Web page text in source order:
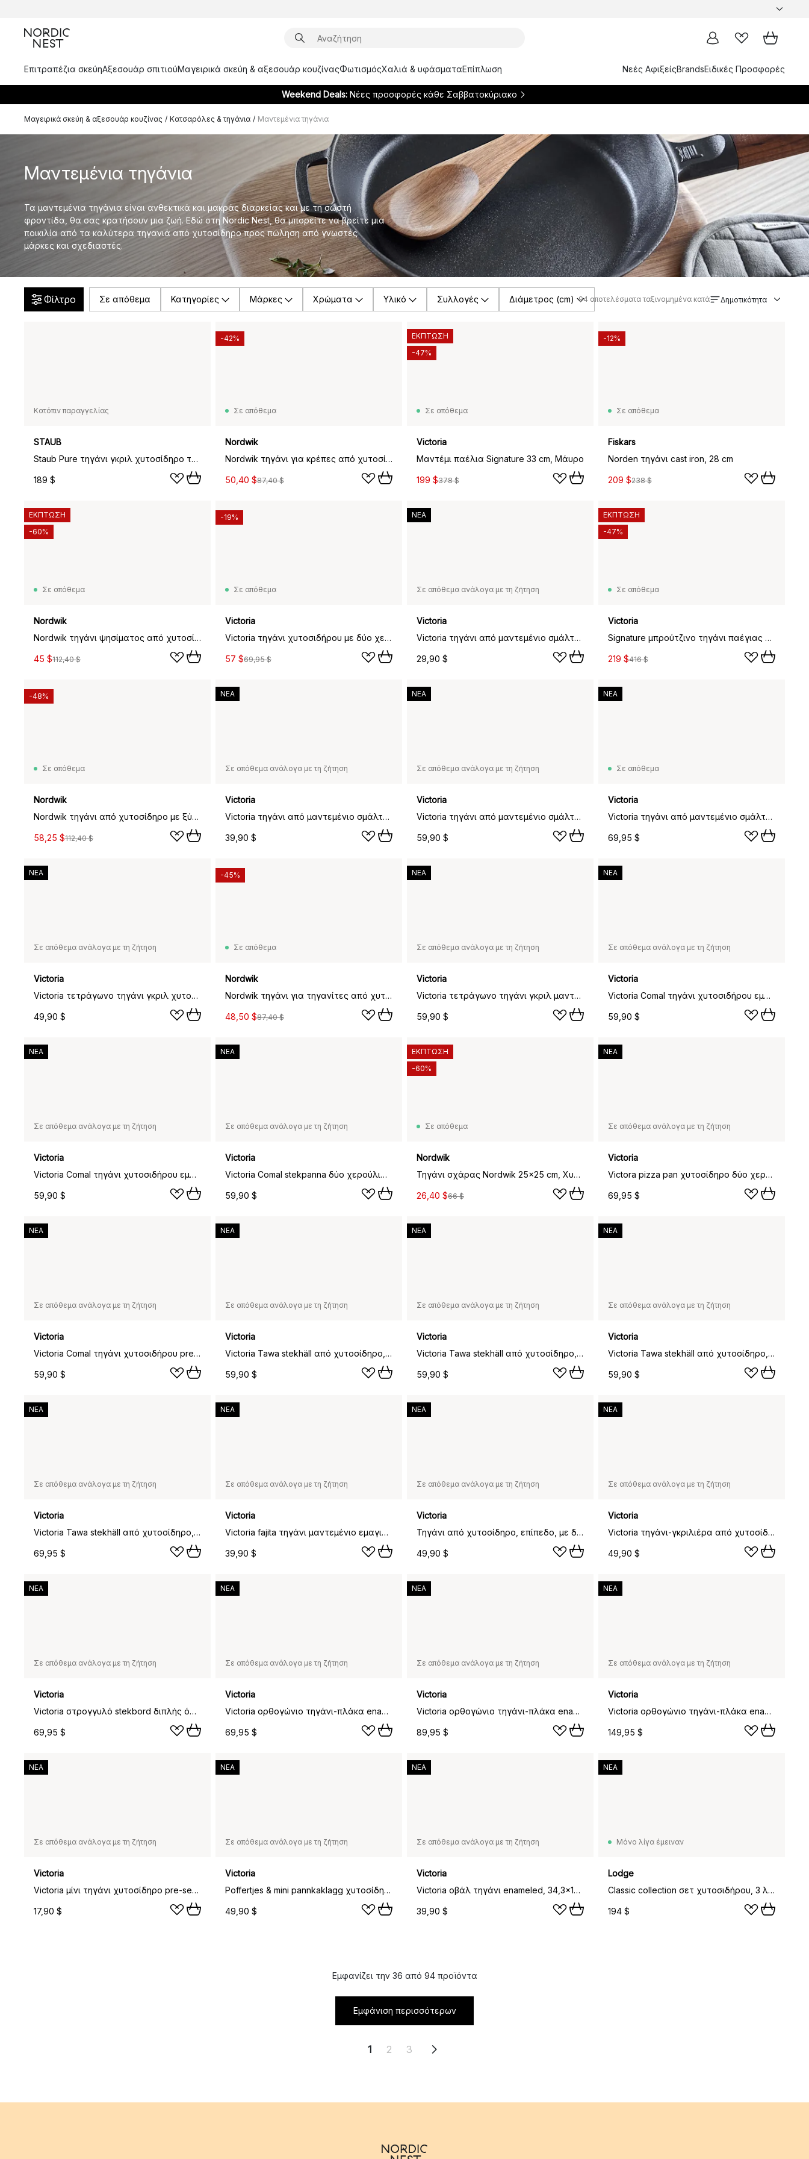
Επιτραπέζια σκεύηΑξεσουάρ σπιτιούΜαγειρικά σκεύη & αξεσουάρ κουζίναςΦωτισμόςΧαλιά & υφάσματαΕπίπλωση Νεές ΑφιξείςBrandsΕιδικές Προσφορές
Weekend Deals: Νέες προσφορές κάθε Σαββατοκύριακο
Μαγειρικά σκεύη & αξεσουάρ κουζίνας / Κατσαρόλες & τηγάνια / Μαντεμένια τηγάνια
Μαντεμένια τηγάνια
Τα μαντεμένια τηγάνια είναι ανθεκτικά και μακράς διαρκείας και με τη σωστή
φροντίδα, θα σας κρατήσουν μια ζωή. Εδώ στη Nordic Nest, θα μπορείτε να βρείτε μια
ποικιλία από τα καλύτερα τηγανιά από χυτοσίδηρο προς πώληση από γνωστές
μάρκες και σχεδιαστές.
Φίλτρο Σε απόθεμα Κατηγορίες Μάρκες Χρώματα Υλικό Συλλογές Διάμετρος (cm) 94 αποτελέσματα ταξινομημένα κατά Δημοτικότητα
Κατόπιν παραγγελίας
STAUB
Staub Pure τηγάνι γκριλ χυτοσίδηρο τετράγωνο μαύρο, 23 εκ.
189 $
Σε απόθεμα
Nordwik
Nordwik τηγάνι για κρέπες από χυτοσίδηρο με ξύλινη λαβή, 25,5 εκ.
50,40 $87,40 $
-42%
Σε απόθεμα
Victoria
Μαντέμι παέλια Signature 33 cm, Μάυρο
199 $378 $
ΕΚΠΤΩΣΗ
-47%
Σε απόθεμα
Fiskars
Norden τηγάνι cast iron, 28 cm
209 $238 $
-12%
Σε απόθεμα
Nordwik
Nordwik τηγάνι ψησίματος από χυτοσίδηρο με ξύλινη λαβή, 28 εκ.
45 $112,40 $
ΕΚΠΤΩΣΗ
-60%
Σε απόθεμα
Victoria
Victoria τηγάνι χυτοσιδήρου με δύο χερούλια, εμαγιέ, Ø33 εκ.
57 $69,95 $
-19%
Σε απόθεμα ανάλογα με τη ζήτηση
Victoria
Victoria τηγάνι από μαντεμένιο σμάλτο, Ø16 εκ.
29,90 $
ΝΕΑ
Σε απόθεμα
Victoria
Signature μπρούτζινο τηγάνι παέγιας από χυτοσίδερο 33 εκ., Μάυρο
219 $416 $
ΕΚΠΤΩΣΗ
-47%
Σε απόθεμα
Nordwik
Nordwik τηγάνι από χυτοσίδηρο με ξύλινη λαβή, 28 εκ.
58,25 $112,40 $
-48%
Σε απόθεμα ανάλογα με τη ζήτηση
Victoria
Victoria τηγάνι από μαντεμένιο σμάλτο, Ø20 εκ.
39,90 $
ΝΕΑ
Σε απόθεμα ανάλογα με τη ζήτηση
Victoria
Victoria τηγάνι από μαντεμένιο σμάλτο, Ø25 εκ.
59,90 $
ΝΕΑ
Σε απόθεμα
Victoria
Victoria τηγάνι από μαντεμένιο σμάλτο, Ø30 εκ.
69,95 $
ΝΕΑ
Σε απόθεμα ανάλογα με τη ζήτηση
Victoria
Victoria τετράγωνο τηγάνι γκριλ χυτοσίδηρο pre-seasoned, 44,1x28,4 εκ.
49,90 $
ΝΕΑ
Σε απόθεμα
Nordwik
Nordwik τηγάνι για τηγανίτες από χυτοσίδηρο με ξύλινη λαβή, 23 εκ.
48,50 $87,40 $
-45%
Σε απόθεμα ανάλογα με τη ζήτηση
Victoria
Victoria τετράγωνο τηγάνι γκριλ μαντεμένιο enameled, 44,1x28,4 εκ.
59,90 $
ΝΕΑ
Σε απόθεμα ανάλογα με τη ζήτηση
Victoria
Victoria Comal τηγάνι χυτοσιδήρου εμαγιέ, Ø26,6 εκ.
59,90 $
ΝΕΑ
Σε απόθεμα ανάλογα με τη ζήτηση
Victoria
Victoria Comal τηγάνι χυτοσιδήρου εμαγιέ, Ø30 εκ.
59,90 $
ΝΕΑ
Σε απόθεμα ανάλογα με τη ζήτηση
Victoria
Victoria Comal stekpanna δύο χερούλια enameled, Ø25 εκ.
59,90 $
ΝΕΑ
Σε απόθεμα
Nordwik
Τηγάνι σχάρας Nordwik 25x25 cm, Χυτοσίδηρος-μαύρο
26,40 $66 $
ΕΚΠΤΩΣΗ
-60%
Σε απόθεμα ανάλογα με τη ζήτηση
Victoria
Victora pizza pan χυτοσίδηρο δύο χερούλια enameled, Ø38 εκ.
69,95 $
ΝΕΑ
Σε απόθεμα ανάλογα με τη ζήτηση
Victoria
Victoria Comal τηγάνι χυτοσιδήρου pre-seasoned, Ø30 εκ.
59,90 $
ΝΕΑ
Σε απόθεμα ανάλογα με τη ζήτηση
Victoria
Victoria Tawa stekhäll από χυτοσίδηρο, pre-seasoned, Ø30 εκ.
59,90 $
ΝΕΑ
Σε απόθεμα ανάλογα με τη ζήτηση
Victoria
Victoria Tawa stekhäll από χυτοσίδηρο, pre-seasoned, Ø38 εκ.
59,90 $
ΝΕΑ
Σε απόθεμα ανάλογα με τη ζήτηση
Victoria
Victoria Tawa stekhäll από χυτοσίδηρο, enameled, Ø30 εκ.
59,90 $
ΝΕΑ
Σε απόθεμα ανάλογα με τη ζήτηση
Victoria
Victoria Tawa stekhäll από χυτοσίδηρο, enameled, Ø38 εκ.
69,95 $
ΝΕΑ
Σε απόθεμα ανάλογα με τη ζήτηση
Victoria
Victoria fajita τηγάνι μαντεμένιο εμαγιέ, 41x18 εκ.
39,90 $
ΝΕΑ
Σε απόθεμα ανάλογα με τη ζήτηση
Victoria
Τηγάνι από χυτοσίδηρο, επίπεδο, με δύο χερούλια, εμαγιέ, Ø25 εκ.
49,90 $
ΝΕΑ
Σε απόθεμα ανάλογα με τη ζήτηση
Victoria
Victoria τηγάνι-γκριλιέρα από χυτοσίδηρο με δύο χερούλια, εμαγιέ, Ø25 εκ.
49,90 $
ΝΕΑ
Σε απόθεμα ανάλογα με τη ζήτηση
Victoria
Victoria στρογγυλό stekbord διπλής όψης enameled, Ø32 εκ.
69,95 $
ΝΕΑ
Σε απόθεμα ανάλογα με τη ζήτηση
Victoria
Victoria ορθογώνιο τηγάνι-πλάκα enameled, 40,2x21,3 εκ.
69,95 $
ΝΕΑ
Σε απόθεμα ανάλογα με τη ζήτηση
Victoria
Victoria ορθογώνιο τηγάνι-πλάκα enameled, 47,4x25,4 εκ.
89,95 $
ΝΕΑ
Σε απόθεμα ανάλογα με τη ζήτηση
Victoria
Victoria ορθογώνιο τηγάνι-πλάκα enameled, 50x35 εκ.
149,95 $
ΝΕΑ
Σε απόθεμα ανάλογα με τη ζήτηση
Victoria
Victoria μίνι τηγάνι χυτοσίδηρο pre-seasoned, Ø12 εκ.
17,90 $
ΝΕΑ
Σε απόθεμα ανάλογα με τη ζήτηση
Victoria
Poffertjes & mini pannkaklagg χυτοσίδηρος enameled, 28,7x22,2 εκ.
49,90 $
ΝΕΑ
Σε απόθεμα ανάλογα με τη ζήτηση
Victoria
Victoria οβάλ τηγάνι enameled, 34,3x16,4 εκ.
39,90 $
ΝΕΑ
Μόνο λίγα έμειναν
Lodge
Classic collection σετ χυτοσιδήρου, 3 λίτρα
194 $
ΝΕΑ
Εμφανίζει την 36 από 94 προϊόντα
Εμφάνιση περισσότερων
1 2 3